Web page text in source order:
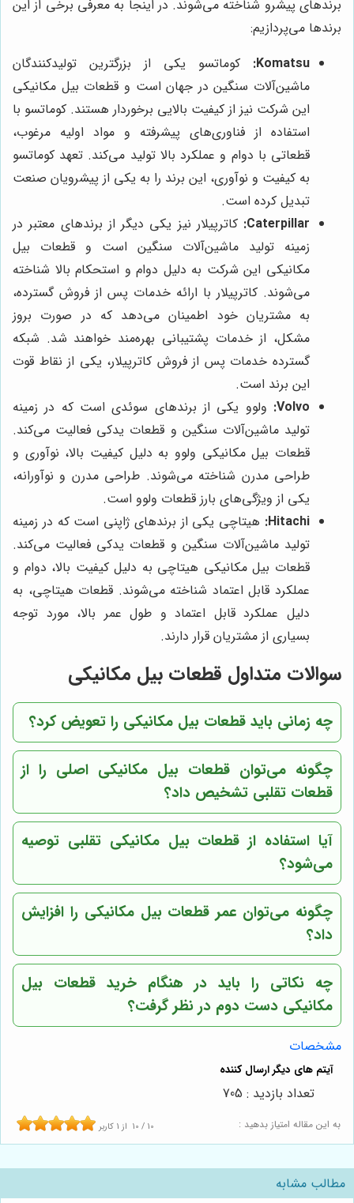
برندهای پیشرو شناخته می‌شوند. در اینجا به معرفی برخی از این
برندها می‌پردازیم:
Komatsu:
کوماتسو یکی از بزرگترین تولیدکنندگان
ماشین‌آلات سنگین در جهان است و قطعات بیل مکانیکی
این شرکت نیز از کیفیت بالایی برخوردار هستند. کوماتسو با
استفاده از فناوری‌های پیشرفته و مواد اولیه مرغوب،
قطعاتی با دوام و عملکرد بالا تولید می‌کند. تعهد کوماتسو
به کیفیت و نوآوری، این برند را به یکی از پیشرویان صنعت
تبدیل کرده است.
Caterpillar: کاترپیلار نیز یکی دیگر از برندهای معتبر در
زمینه تولید ماشین‌آلات سنگین است و قطعات بیل
مکانیکی این شرکت به دلیل دوام و استحکام بالا شناخته
می‌شوند. کاترپیلار با ارائه خدمات پس از فروش گسترده،
به مشتریان خود اطمینان می‌دهد که در صورت بروز
مشکل، از خدمات پشتیبانی بهره‌مند خواهند شد. شبکه
گسترده خدمات پس از فروش کاترپیلار، یکی از نقاط قوت
این برند است.
Volvo: ولوو یکی از برندهای سوئدی است که در زمینه
تولید ماشین‌آلات سنگین و قطعات یدکی فعالیت می‌کند.
قطعات بیل مکانیکی ولوو به دلیل کیفیت بالا، نوآوری و
طراحی مدرن شناخته می‌شوند. طراحی مدرن و نوآورانه،
یکی از ویژگی‌های بارز قطعات ولوو است.
Hitachi: هیتاچی یکی از برندهای ژاپنی است که در زمینه
تولید ماشین‌آلات سنگین و قطعات یدکی فعالیت می‌کند.
قطعات بیل مکانیکی هیتاچی به دلیل کیفیت بالا، دوام و
عملکرد قابل اعتماد شناخته می‌شوند. قطعات هیتاچی، به
دلیل عملکرد قابل اعتماد و طول عمر بالا، مورد توجه
بسیاری از مشتریان قرار دارند.
سوالات متداول قطعات بیل مکانیکی
چه زمانی باید قطعات بیل مکانیکی را تعویض کرد؟
چگونه می‌توان قطعات بیل مکانیکی اصلی را از
قطعات تقلبی تشخیص داد؟
آیا استفاده از قطعات بیل مکانیکی تقلبی توصیه
می‌شود؟
چگونه می‌توان عمر قطعات بیل مکانیکی را افزایش
داد؟
چه نکاتی را باید در هنگام خرید قطعات بیل
مکانیکی دست دوم در نظر گرفت؟
مشخصات
به این مقاله امتیاز بدهید : 10 / 10 از 1 کاربر
تعداد بازدید : 705
مطالب مشابه